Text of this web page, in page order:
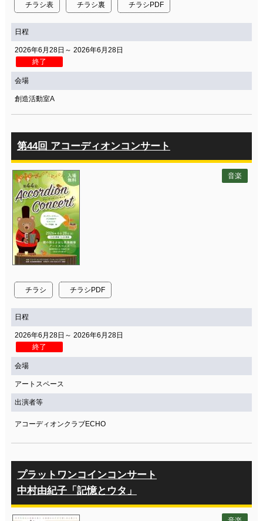
チラシ表 チラシ裏 チラシPDF
日程
2026年6月28日～ 2026年6月28日
終了
会場
創造活動室A
第44回 アコーディオンコンサート
チラシ チラシPDF
音楽
日程
2026年6月28日～ 2026年6月28日
終了
会場
アートスペース
出演者等
アコーディオンクラブECHO
プラットワンコインコンサート
中村由紀子「記憶とウタ」